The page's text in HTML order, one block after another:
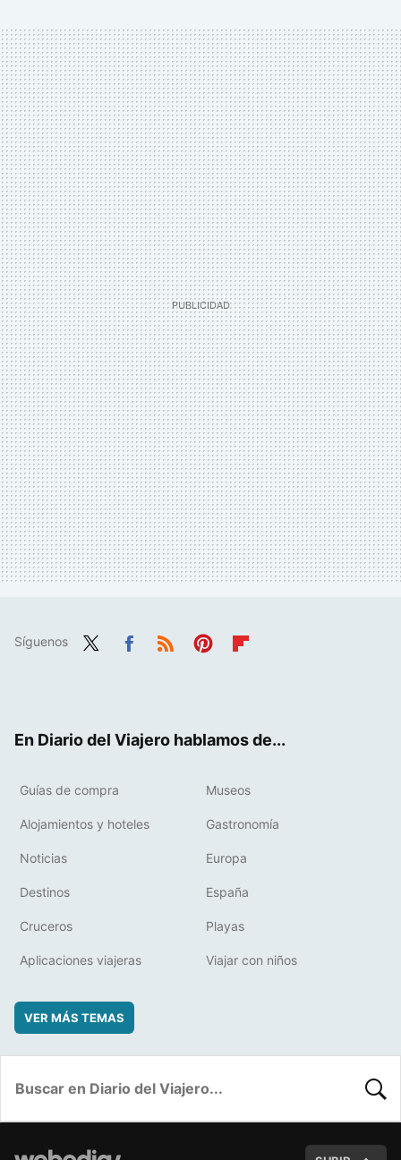
Síguenos
En Diario del Viajero hablamos de...
Guías de compra Museos
Alojamientos y hoteles Gastronomía
Noticias Europa
Destinos España
Cruceros Playas
Aplicaciones viajeras Viajar con niños
VER MÁS TEMAS